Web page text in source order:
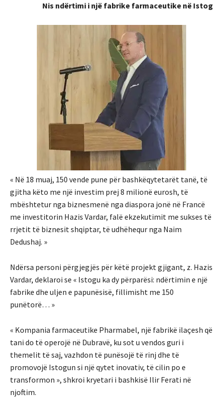
Nis ndërtimi i një fabrike farmaceutike në Istog
« Në 18 muaj, 150 vende pune për bashkëqytetarët tanë, të
gjitha këto me një investim prej 8 milionë eurosh, të
mbështetur nga biznesmenë nga diaspora jonë në Francë
me investitorin Hazis Vardar, falë ekzekutimit me sukses të
rrjetit të biznesit shqiptar, të udhëhequr nga Naim
Dedushaj. »
Ndërsa personi përgjegjës për këtë projekt gjigant, z. Hazis
Vardar, deklaroi se « Istogu ka dy përparësi: ndërtimin e një
fabrike dhe uljen e papunësisë, fillimisht me 150
punëtorë… »
« Kompania farmaceutike Pharmabel, një fabrikë ilaçesh që
tani do të operojë në Dubravë, ku sot u vendos guri i
themelit të saj, vazhdon të punësojë të rinj dhe të
promovojë Istogun si një qytet inovativ, të cilin po e
transformon », shkroi kryetari i bashkisë Ilir Ferati në
njoftim.